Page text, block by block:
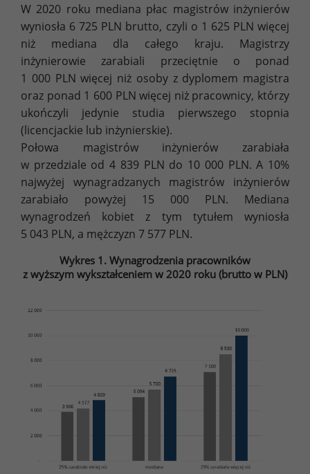
W 2020 roku mediana płac magistrów inżynierów
wyniosła 6 725 PLN brutto, czyli o 1 625 PLN więcej
niż mediana dla całego kraju. Magistrzy
inżynierowie zarabiali przeciętnie o ponad
1 000 PLN więcej niż osoby z dyplomem magistra
oraz ponad 1 600 PLN więcej niż pracownicy, którzy
ukończyli jedynie studia pierwszego stopnia
(licencjackie lub inżynierskie).
Połowa magistrów inżynierów zarabiała
w przedziale od 4 839 PLN do 10 000 PLN. A 10%
najwyżej wynagradzanych magistrów inżynierów
zarabiało powyżej 15 000 PLN. Mediana
wynagrodzeń kobiet z tym tytułem wyniosła
5 043 PLN, a mężczyzn 7 577 PLN.
Wykres 1. Wynagrodzenia pracowników
z wyższym wykształceniem w 2020 roku (brutto w PLN)